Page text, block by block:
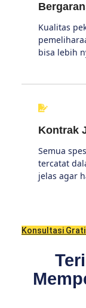
Kualitas
bisa lebih
Kontrak
Semua
tercatat
jelas agar
Konsultasi